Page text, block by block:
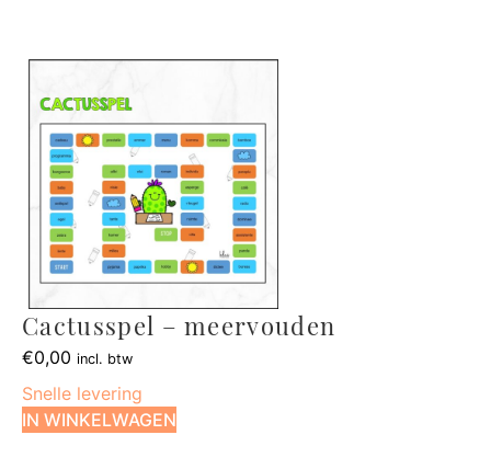
Cactusspel – meervouden
€0,00 incl. btw
Snelle levering
IN WINKELWAGEN